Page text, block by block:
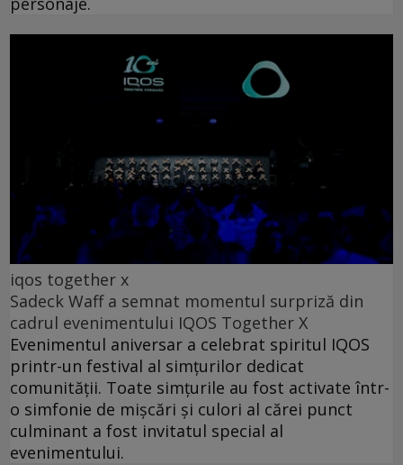
iqos together x
Sadeck Waff a semnat momentul surpriză din
cadrul evenimentului IQOS Together X
Evenimentul aniversar a celebrat spiritul IQOS
printr-un festival al simțurilor dedicat
comunității. Toate simțurile au fost activate într-
o simfonie de mișcări și culori al cărei punct
culminant a fost invitatul special al
evenimentului.